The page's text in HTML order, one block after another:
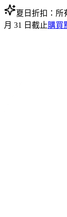
夏日折扣：所
月 31 日截止購買